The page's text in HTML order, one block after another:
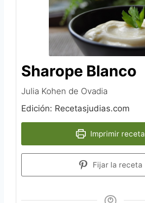
Sharope Blanco
Julia Kohen de Ovadia
Edición: Recetasjudias.com
Imprimir receta
Fijar la receta